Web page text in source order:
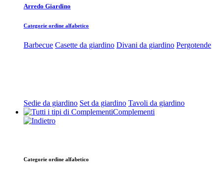
Arredo Giardino
Categorie ordine alfabetico
Barbecue Casette da giardino Divani da giardino Pergotende
Sedie da giardino Set da giardino Tavoli da giardino
Complementi
Categorie ordine alfabetico